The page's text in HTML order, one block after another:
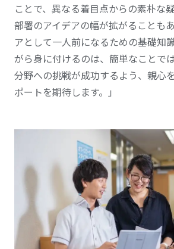
ことで、異なる着目点からの素朴な
部署のアイデアの幅が拡がることも
アとして一人前になるための基礎知
がら身に付けるのは、簡単なことで
分野への挑戦が成功するよう、親心
ポートを期待します。」